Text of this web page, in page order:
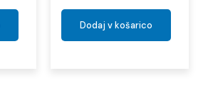
Dodaj v košarico